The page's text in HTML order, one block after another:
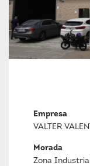
Empresa
VALTER
Morada
Zona